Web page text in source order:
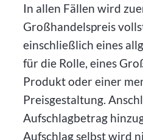
In allen Fällen wird
Großhandelspreis
einschließlich eines
für die Rolle, eines
Produkt oder einer
Preisgestaltung.
Aufschlagbetrag
Aufschlag selbst wird